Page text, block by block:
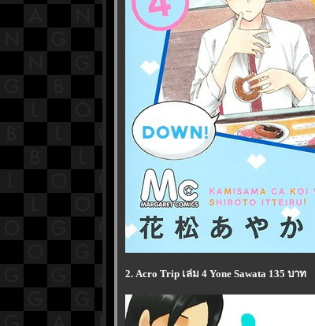
2. Acro Trip เล่ม 4 Yone Sawata 135 บาท